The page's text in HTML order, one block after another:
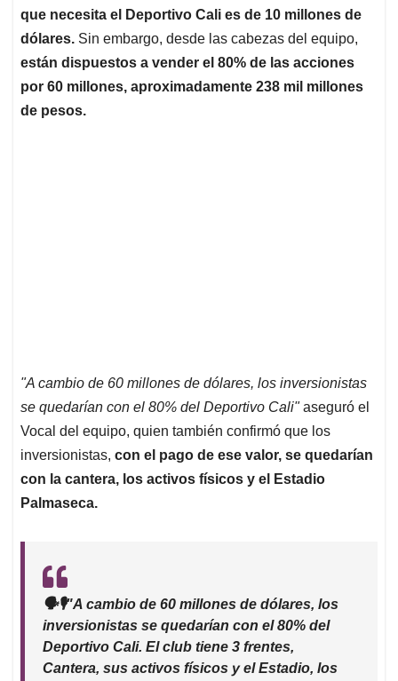
que necesita el Deportivo Cali es de 10 millones de
dólares. Sin embargo, desde las cabezas del equipo,
están dispuestos a vender el 80% de las acciones
por 60 millones, aproximadamente 238 mil millones
de pesos.
"A cambio de 60 millones de dólares, los inversionistas
se quedarían con el 80% del Deportivo Cali"aseguró el
Vocal del equipo, quien también confirmó que los
inversionistas, con el pago de ese valor, se quedarían
con la cantera, los activos físicos y el Estadio
Palmaseca.
🗣️🎙️"A cambio de 60 millones de dólares, los
inversionistas se quedarían con el 80% del
Deportivo Cali. El club tiene 3 frentes,
Cantera, sus activos físicos y el Estadio, los